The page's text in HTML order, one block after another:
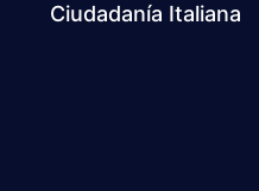
Ciudadanía Italiana